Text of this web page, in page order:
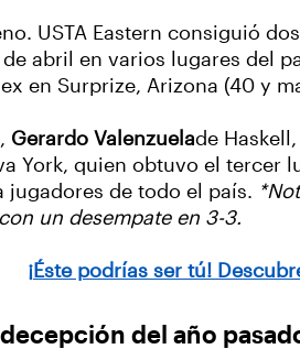
USTA Eastern consiguió
abril en varios lugares del
en Surprize, Arizona (40 y
Gerardo Valenzuelade
York, quien obtuvo el tercer
jugadores de todo el país.
un desempate en 3-3.
¡Éste podrías ser tú!
del año